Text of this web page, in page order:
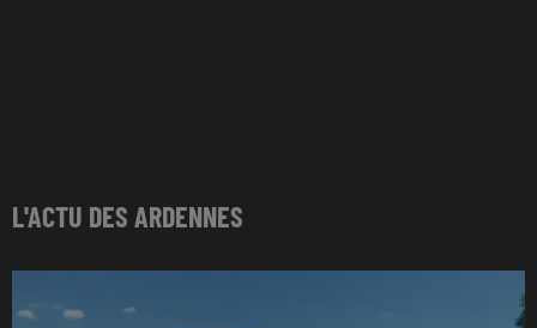
L'ACTU DES ARDENNES